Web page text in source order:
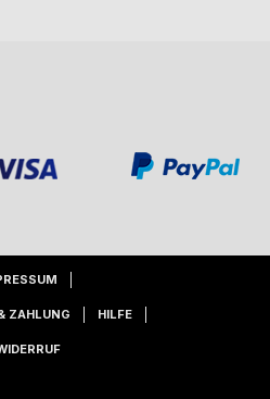
ZAHLUNG HILFE